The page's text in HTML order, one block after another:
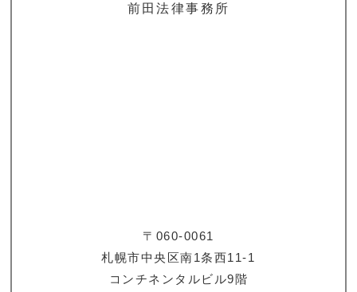
前田法律事務所
〒060-0061
札幌市中央区南1条西11-1
コンチネンタルビル9階